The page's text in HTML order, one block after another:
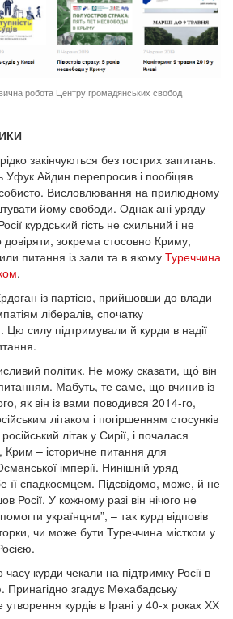
робота Центру громадянських свобод
закінчуються без гострих запитань.
Уфук Айдин перепросив і пообіцяв
Висловлювання на прилюдному
йому свободи. Однак ані уряду
курдський гість не схильний і не
зокрема стосовно Криму,
питання із зали та в якому Туреччина
.
із партією, прийшовши до влади
лібералів, спочатку
силу підтримували й курди в надії
політик. Не можу сказати, що́ він
Мабуть, те саме, що вчинив із
як він із вами поводився 2014-го,
літаком і погіршенням стосунків
літак у Сирії, і почалася
Крим – історичне питання для
імперії. Нинішній уряд
її спадкоємцем. Підсвідомо, може, й не
Росії. У кожному разі він нічого не
українцям”, – так курд відповів
чи може бути Туреччина містком у
курди чекали на підтримку Росії в
Принагідно згадує Мехабадську
курдів в Ірані у 40-х роках ХХ